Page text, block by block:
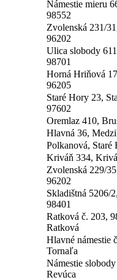
Námestie mieru
98552
Zvolenská 231/
96202
Ulica slobody
98701
Horná Hriňová
96205
Staré Hory 23,
97602
Oremlaz 410,
Hlavná 36,
Polkanová, Staré
Kriváň 334,
Zvolenská 229/
96202
Skladištná 5206/
98401
Ratková č. 203,
Ratková
Hlavné námestie
Tornaľa
Námestie
Revúca